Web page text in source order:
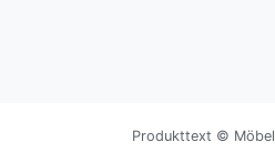
Produkttext ©